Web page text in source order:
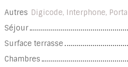
Autres Digicode, Interphone,
Séjour
Surface terrasse
Chambres